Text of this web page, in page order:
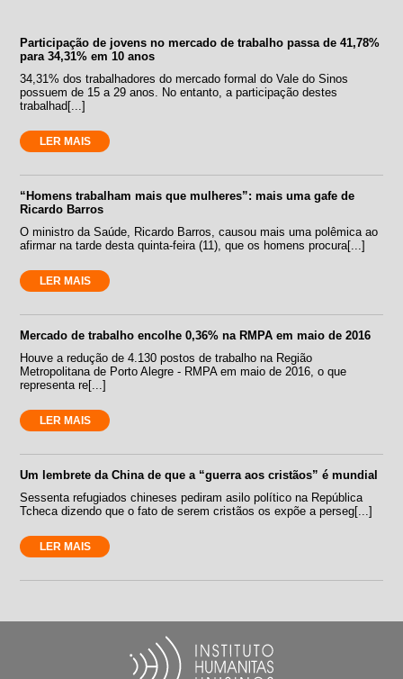
Participação de jovens no mercado de trabalho passa de 41,78%
para 34,31% em 10 anos
34,31% dos trabalhadores do mercado formal do Vale do Sinos
possuem de 15 a 29 anos. No entanto, a participação destes
trabalhad[...]
LER MAIS
“Homens trabalham mais que mulheres”: mais uma gafe de
Ricardo Barros
O ministro da Saúde, Ricardo Barros, causou mais uma polêmica ao
afirmar na tarde desta quinta-feira (11), que os homens procura[...]
LER MAIS
Mercado de trabalho encolhe 0,36% na RMPA em maio de 2016
Houve a redução de 4.130 postos de trabalho na Região
Metropolitana de Porto Alegre - RMPA em maio de 2016, o que
representa re[...]
LER MAIS
Um lembrete da China de que a “guerra aos cristãos” é mundial
Sessenta refugiados chineses pediram asilo político na República
Tcheca dizendo que o fato de serem cristãos os expõe a perseg[...]
LER MAIS